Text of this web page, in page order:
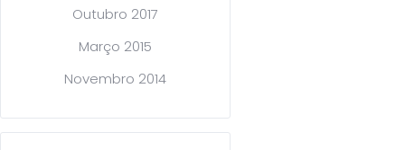
Outubro 2017
Março 2015
Novembro 2014